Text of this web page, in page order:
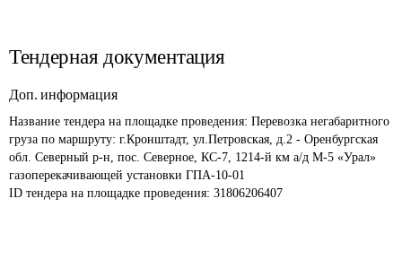
Тендерная документация
Доп. информация
Название тендера на площадке проведения: Перевозка негабаритного
груза по маршруту: г.Кронштадт, ул.Петровская, д.2 - Оренбургская
обл. Северный р-н, пос. Северное, КС-7, 1214-й км а/д М-5 «Урал»
газоперекачивающей установки ГПА-10-01
ID тендера на площадке проведения: 31806206407